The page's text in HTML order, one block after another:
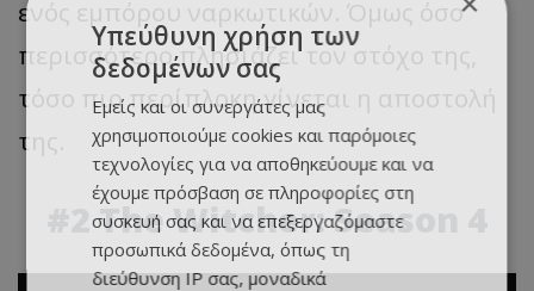
ενός εμπόρου ναρκωτικών. Όμως όσο
περισσότερο πλησιάζει τον στόχο της,
τόσο πιο περίπλοκη γίνεται η αποστολή
της.
#2 The Witcher: Season 4
Υπεύθυνη χρήση των
δεδομένων σας
Εμείς και οι συνεργάτες μας
χρησιμοποιούμε cookies και παρόμοιες
τεχνολογίες για να αποθηκεύουμε και να
έχουμε πρόσβαση σε πληροφορίες στη
συσκευή σας και να επεξεργαζόμαστε
προσωπικά δεδομένα, όπως τη
διεύθυνση IP σας, μοναδικά